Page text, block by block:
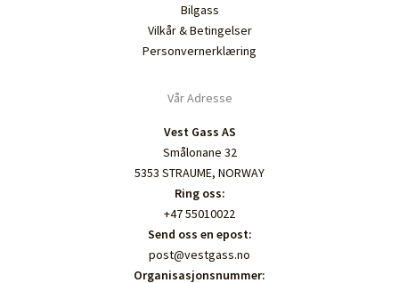
Bilgass
Vilkår & Betingelser
Personvernerklæring
Vår Adresse
Vest Gass AS
Smålonane 32
5353 STRAUME, NORWAY
Ring oss:
+47 55010022
Send oss en epost:
post@vestgass.no
Organisasjonsnummer: